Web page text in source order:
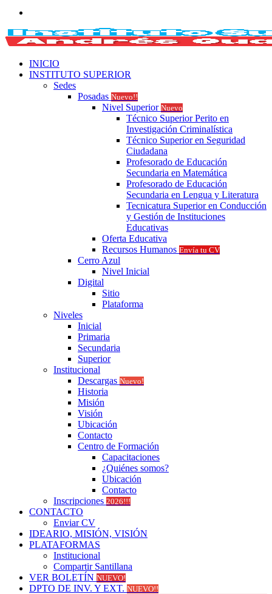
INICIO
INSTITUTO SUPERIOR
Sedes
Posadas Nuevo!!
Nivel Superior Nuevo
Técnico Superior Perito en
Investigación Criminalística
Técnico Superior en Seguridad
Ciudadana
Profesorado de Educación
Secundaria en Matemática
Profesorado de Educación
Secundaria en Lengua y Literatura
Tecnicatura Superior en Conducción
y Gestión de Instituciones
Educativas
Oferta Educativa
Recursos Humanos Envía tu CV
Cerro Azul
Nivel Inicial
Digital
Sitio
Plataforma
Niveles
Inicial
Primaria
Secundaria
Superior
Institucional
Descargas Nuevo!
Historia
Misión
Visión
Ubicación
Contacto
Centro de Formación
Capacitaciones
¿Quiénes somos?
Ubicación
Contacto
Inscripciones 2026!!!
CONTACTO
Enviar CV
IDEARIO, MISIÓN, VISIÓN
PLATAFORMAS
Institucional
Compartir Santillana
VER BOLETÍN NUEVO!
DPTO DE INV. Y EXT. NUEVO!!